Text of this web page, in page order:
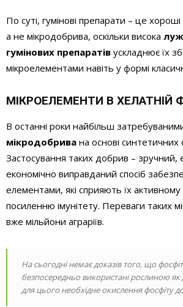
По суті, гумінові препарати – це
а не мікродобрива, оскільки висока
гумінових препаратів ускладнює їх
мікроелементами навіть у формі
МІКРОЕЛЕМЕНТИ В ХЕЛАТНІЙ
В останні роки найбільш
мікродобрива на основі синтетичних
Застосування таких добрив – зручний,
економічно виправданий спосіб
елементами, які сприяють їх активному
посиленню імунітету. Переваги таких
вже мільйони аграріїв.
На сьогодні немає доказів того, що
безпосередньо використані рослиною
для цього необхідне окислення фосфіту